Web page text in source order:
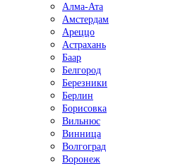
Алма-Ата
Амстердам
Ареццо
Астрахань
Баар
Белгород
Березники
Берлин
Борисовка
Вильнюс
Винница
Волгоград
Воронеж